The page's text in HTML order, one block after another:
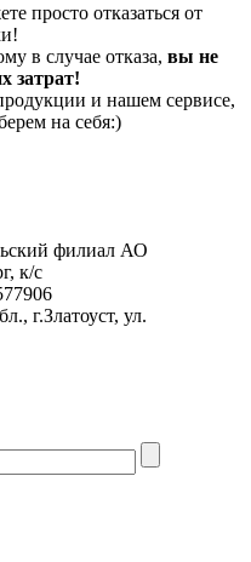
просто отказаться от
в случае отказа, вы не
затрат!
и нашем сервисе,
на себя:)
филиал АО
к/с
г.Златоуст, ул.